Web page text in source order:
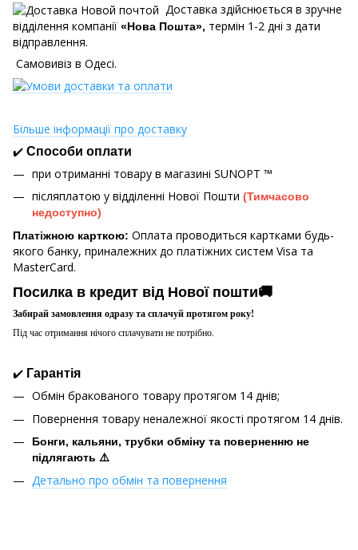
Доставка здійснюється в зручне
відділення компанії «Нова Пошта», термін 1-2 дні з дати
відправлення.
Самовивіз в Одесі.
Більше інформації про доставку
✔️ Способи оплати
при отриманні товару в магазині SUNOPT ™
післяплатою у відділенні Нової Пошти (Тимчасово
недоступно)
Платіжною карткою: Оплата проводиться картками будь-
якого банку, приналежних до платіжних систем Visa та
MasterCard.
Посилка в кредит від Нової пошти🚚
Забирай замовлення одразу та сплачуй протягом року!
Під час отримання нічого сплачувати не потрібно.
✔️ Гарантія
Обмін бракованого товару протягом 14 днів;
Повернення товару неналежної якості протягом 14 днів.
Бонги, кальяни, трубки обміну та поверненню не
підлягають ⚠️
Детально про обмін та повернення